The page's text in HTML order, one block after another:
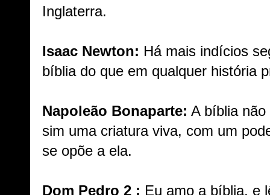
Inglaterra.
Isaac Newton: Há mais indícios
bíblia do que em qualquer história
Napoleão Bonaparte: A bíblia
sim uma criatura viva, com um
se opõe a ela.
Dom Pedro 2 : Eu amo a bíblia, e